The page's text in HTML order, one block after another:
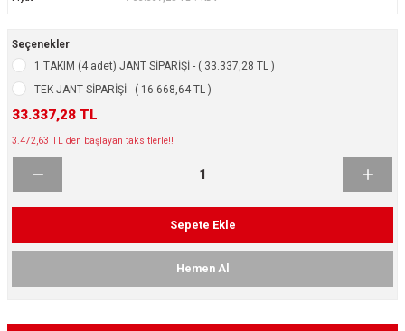
Lastikleri
/ KROM SERİ
Seçenekler
1 TAKIM (4 adet) JANT SİPARİŞİ - ( 33.337,28 TL )
TEK JANT SİPARİŞİ - ( 16.668,64 TL )
33.337,28 TL
3.472,63 TL den başlayan taksitlerle!!
Sepete Ekle
Hemen Al